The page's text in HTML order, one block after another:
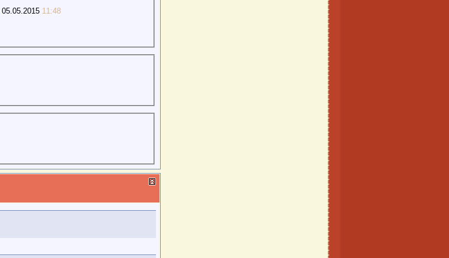
05.05.2015 11:48